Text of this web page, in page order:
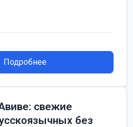
мебельном производстве:
Подробнее
свежие
без